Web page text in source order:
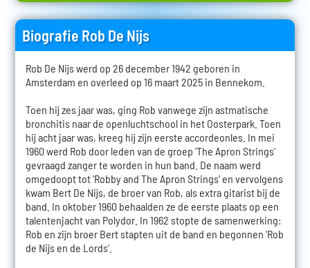
Biografie Rob De Nijs
Rob De Nijs werd op 26 december 1942 geboren in
Amsterdam en overleed op 16 maart 2025 in Bennekom.
Toen hij zes jaar was, ging Rob vanwege zijn astmatische
bronchitis naar de openluchtschool in het Oosterpark. Toen
hij acht jaar was, kreeg hij zijn eerste accordeonles. In mei
1960 werd Rob door leden van de groep 'The Apron Strings'
gevraagd zanger te worden in hun band. De naam werd
omgedoopt tot 'Robby and The Apron Strings' en vervolgens
kwam Bert De Nijs, de broer van Rob, als extra gitarist bij de
band. In oktober 1960 behaalden ze de eerste plaats op een
talentenjacht van Polydor. In 1962 stopte de samenwerking:
Rob en zijn broer Bert stapten uit de band en begonnen 'Rob
de Nijs en de Lords'.